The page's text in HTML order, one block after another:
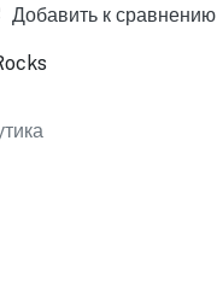
Добавить к сравнению